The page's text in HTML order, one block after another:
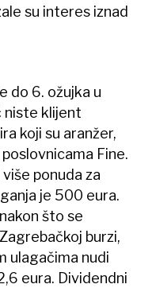
su interes iznad
do 6. ožujka u
niste klijent
koji su aranžer,
Fine.
ponuda za
je 500 eura.
što se
burzi,
ulagačima nudi
eura. Dividendni